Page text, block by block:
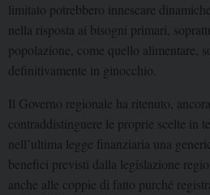
limitato potrebbero innescare
nella risposta ai bisogni primari,
popolazione, come quello alimentare,
definitivamente in ginocchio.
Il Governo regionale ha ritenuto,
contraddistinguere le proprie scelte in
nell’ultima legge finanziaria una
benefici previsti dalla legislazione
anche alle coppie di fatto purché